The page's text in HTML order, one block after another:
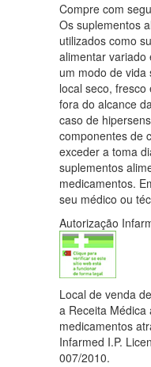
Compre com
Os suplementos
utilizados como
alimentar variado
um modo de vida
local seco,
fora do alcance
caso de
componentes de
exceder a toma
suplementos
medicamentos.
seu médico ou
Autorização
Local de venda
a Receita Médica
medicamentos
Infarmed I.P.
007/2010.